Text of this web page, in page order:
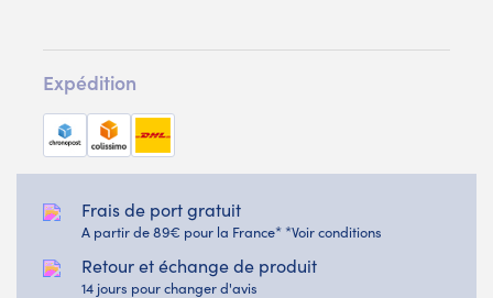
Expédition
Frais de port gratuit
A partir de 89€ pour la France* *Voir conditions
Retour et échange de produit
14 jours pour changer d'avis